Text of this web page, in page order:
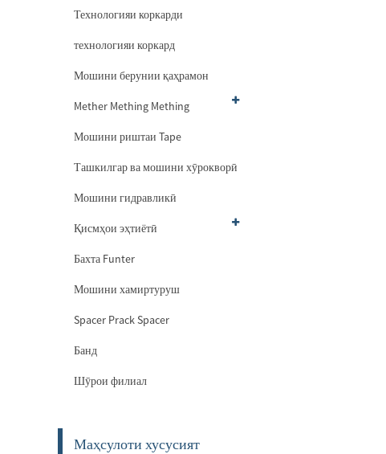
Технологияи коркарди
технологияи коркард
Мошини берунии қаҳрамон
Mether Mething Mething
Мошини риштаи Tape
Ташкилгар ва мошини хӯрокворӣ
Мошини гидравликӣ
Қисмҳои эҳтиётӣ
Бахта Funter
Мошини хамиртуруш
Spacer Prack Spacer
Банд
Шӯрои филиал
Маҳсулоти хусусият